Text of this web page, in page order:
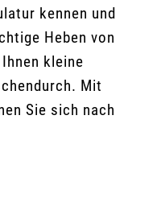
kennen und
Heben von
kleine
Mit
Sie sich nach